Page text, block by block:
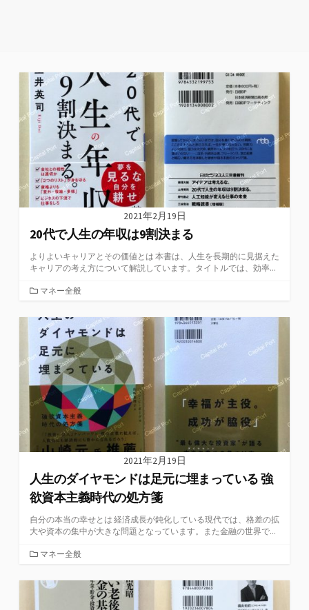
2021年2月19日
20代で人生の年収は9割決まる
よりよいキャリアとその価値とは 本書は、人生を長期的に見据えた
キャリアの考え方について解説しています。タイトルでは、効率...
カ
ゴ
リ
マネー全般
2021年2月19日
人生のダイヤモンドは足元に埋まっている 強
欲資本主義時代の処方箋
自分の本当の幸せとは 経済成長が鈍化している現代では、格差の拡
大や資本の集中が大きな問題となっています。また金融の世界で...
カ
ゴ
マネー全般